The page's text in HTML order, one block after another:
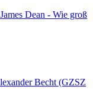
Dean - Wie groß
Becht (GZSZ